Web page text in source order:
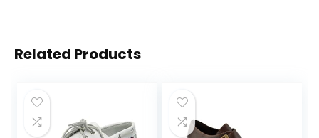
Related Products